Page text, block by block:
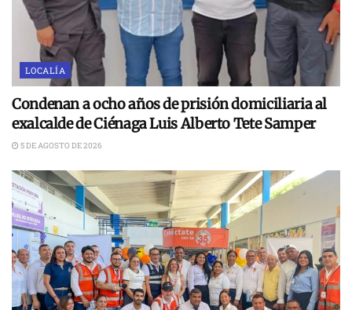
LOCALÍA
Condenan a ocho años de prisión domiciliaria al
exalcalde de Ciénaga Luis Alberto Tete Samper
5 DE AGOSTO DE 2026